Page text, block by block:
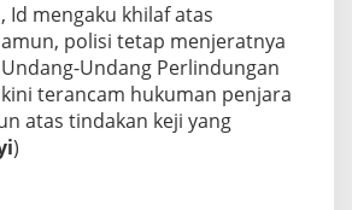
M
e
n
g
a
k
Id mengaku khilaf atas
polisi tetap menjeratnya
Undang Perlindungan
terancam hukuman penjara
atas tindakan keji yang
)